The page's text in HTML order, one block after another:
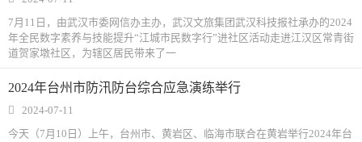
7月11日，由武汉市委网信办主办，武汉文旅集团武汉科技报社承办的2024
年全民数字素养与技能提升“江城市民数字行”进社区活动走进江汉区常青街
道贺家墩社区，为辖区居民带来了一
2024年台州市防汛防台综合应急演练举行
2024-07-11
今天（7月10日）上午，台州市、黄岩区、临海市联合在黄岩举行2024年台